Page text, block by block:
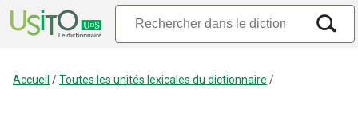
Accueil /Toutes les unités lexicales du dictionnaire /